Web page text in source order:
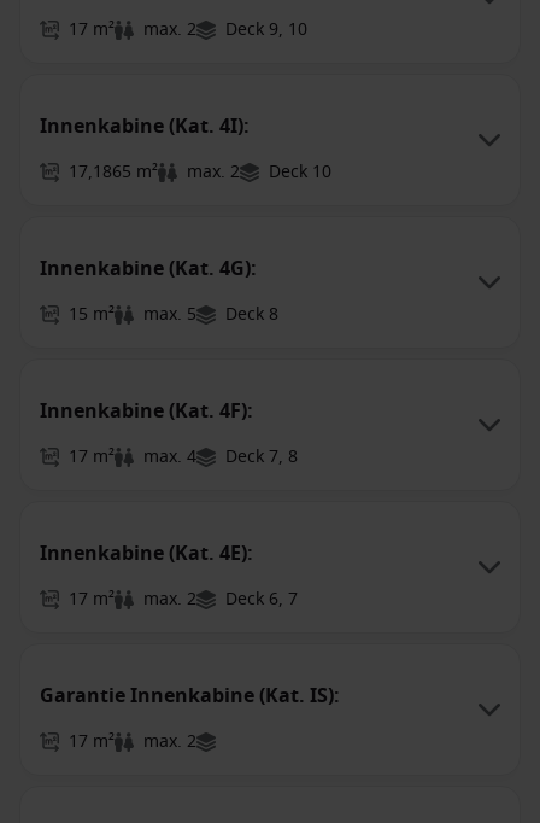
17 m² max. 2 Deck 9, 10
Innenkabine (Kat. 4I):
17,1865 m² max. 2 Deck 10
Innenkabine (Kat. 4G):
15 m² max. 5 Deck 8
Innenkabine (Kat. 4F):
17 m² max. 4 Deck 7, 8
Innenkabine (Kat. 4E):
17 m² max. 2 Deck 6, 7
Garantie Innenkabine (Kat. IS):
17 m² max. 2